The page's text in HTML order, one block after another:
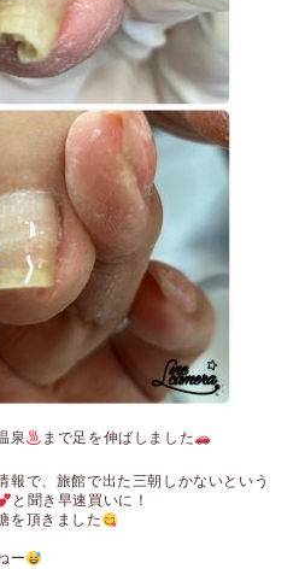
泉 まで足を伸ばしました
報で、旅館で出た三朝しかないという
と聞き早速買いに！
を頂きました
ー